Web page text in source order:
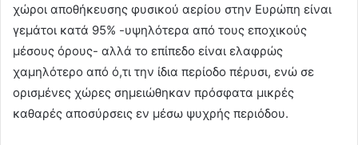
χώροι αποθήκευσης φυσικού αερίου στην Ευρώπη είναι
γεμάτοι κατά 95% -υψηλότερα από τους εποχικούς
μέσους όρους- αλλά το επίπεδο είναι ελαφρώς
χαμηλότερο από ό,τι την ίδια περίοδο πέρυσι, ενώ σε
ορισμένες χώρες σημειώθηκαν πρόσφατα μικρές
καθαρές αποσύρσεις εν μέσω ψυχρής περιόδου.